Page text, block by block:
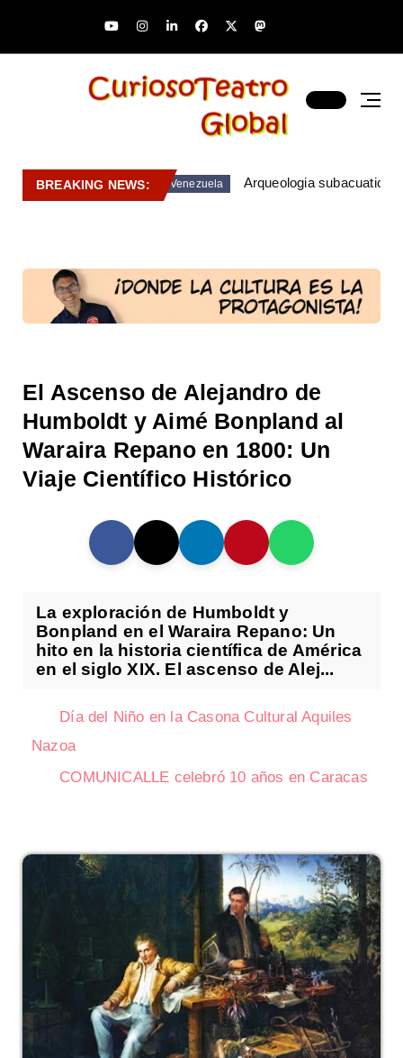
BREAKING NEWS: Venezuela Arqueologia subacuatica
El Ascenso de Alejandro de
Humboldt y Aimé Bonpland al
Waraira Repano en 1800: Un
Viaje Científico Histórico
La exploración de Humboldt y
Bonpland en el Waraira Repano: Un
hito en la historia científica de América
en el siglo XIX. El ascenso de Alej...
Día del Niño en la Casona Cultural Aquiles
Nazoa
COMUNICALLE celebró 10 años en Caracas